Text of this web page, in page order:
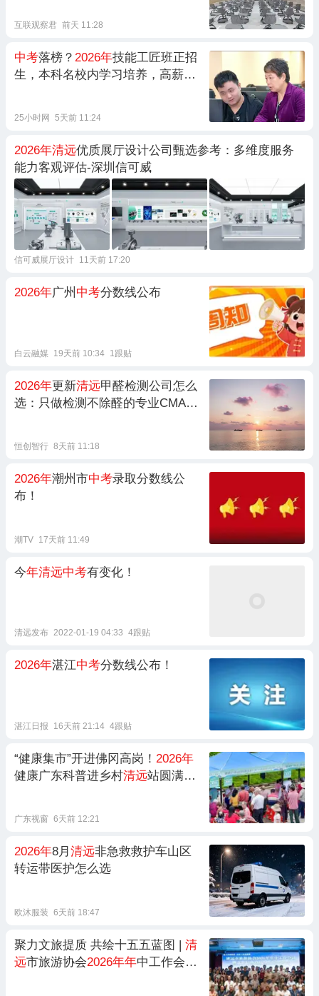
互联观察君 前天 11:28
中考落榜？ 2026年技能工匠班正招
生，本科名校内学习培养，高薪就
25小时网 5天前 11:24
2026年清远优质展厅设计公司甄选参考：多维度服务
能力客观评估-深圳信可威
信可威展厅设计 11天前 17:20
2026年广州 中考分数线公布
白云融媒 19天前 10:34 1跟贴
2026年更新清远甲醛检测公司怎么
选：只做检测不除醛的专业CMA资
恒创智行 8天前 11:18
2026年潮州市中考录取分数线公
布！
潮TV 17天前 11:49
今年清远中考有变化！
清远发布 2022-01-19 04:33 4跟贴
2026年湛江中考分数线公布！
湛江日报 16天前 21:14 4跟贴
“健康集市”开进佛冈高岗！ 2026年
健康广东科普进乡村清远站圆满收
广东视窗 6天前 12:21
2026年8月 清远非急救救护车山区
转运带医护怎么选
欧沐服装 6天前 18:47
聚力文旅提质 共绘十五五蓝图 | 清
远市旅游协会2026年年中工作会议